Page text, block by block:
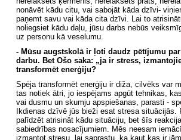
nonāvēt kādu citu, vai sabojāt kāda dzīvi-
paņemt savu vai kāda cita dzīvi. Lai to
noliegsiet kādu daļu, jūsu darbs nebūs
uz personu kā veselumu.
- Mūsu augstskolā ir ļoti daudz pētījumu
darbu. Bet Ošo saka: „ja ir stress,
transformēt enerģiju?
Spēja transformēt enerģiju ir diža, cilvēks var
tas notiek ātri, jo iespējams apgūt tehnikas,
vai dusmu un skumju apspiešanas, parasti -
Ikdienas dzīvē jūs bieži esat stresa
palīdzēt atrisināt kādu situāciju, bet šīs
sabiedrības nosacījumiem. Mēs neesam
izmantot stresu, lai saprastu, ka kaut kas ir